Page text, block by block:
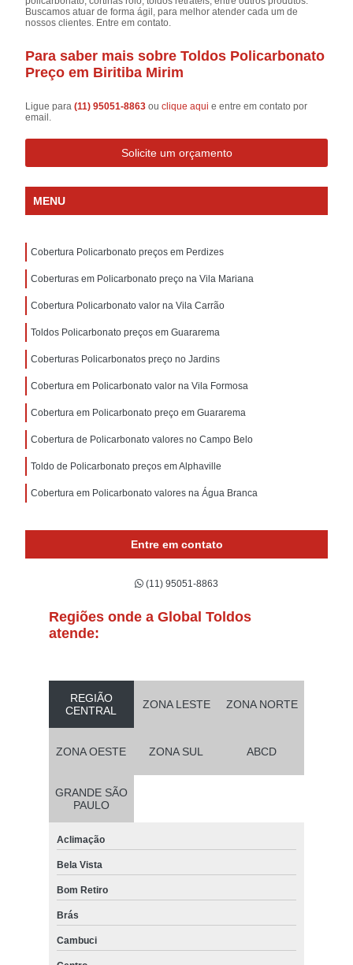
Buscamos atuar de forma ágil, para melhor atender cada um de
nossos clientes. Entre em contato.
Para saber mais sobre Toldos Policarbonato
Preço em Biritiba Mirim
Ligue para(11) 95051-8863ouclique aqui e entre em contato por
email.
Solicite um orçamento
MENU
Cobertura Policarbonato preços em Perdizes
Coberturas em Policarbonato preço na Vila Mariana
Cobertura Policarbonato valor na Vila Carrão
Toldos Policarbonato preços em Guararema
Coberturas Policarbonatos preço no Jardins
Cobertura em Policarbonato valor na Vila Formosa
Cobertura em Policarbonato preço em Guararema
Cobertura de Policarbonato valores no Campo Belo
Toldo de Policarbonato preços em Alphaville
Cobertura em Policarbonato valores na Água Branca
Entre em contato
(11) 95051-8863
Regiões onde a Global Toldos
atende:
REGIÃO
CENTRAL
ZONA LESTE ZONA NORTE
ZONA OESTE ZONA SUL ABCD
GRANDE SÃO
PAULO
Aclimação
Bela Vista
Bom Retiro
Brás
Cambuci